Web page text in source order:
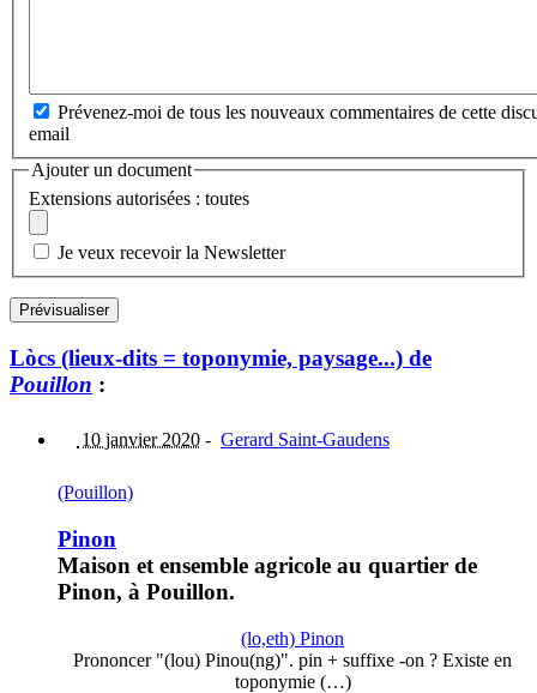
Prévenez-moi de tous les nouveaux commentaires de cette
email
Ajouter un document
Extensions autorisées : toutes
Je veux recevoir la Newsletter
Lòcs (lieux-dits = toponymie, paysage...) de
Pouillon :
10 janvier 2020 - Gerard Saint-Gaudens
(Pouillon)
Pinon
Maison et ensemble agricole au quartier de
Pinon, à Pouillon.
(lo,eth) Pinon
Prononcer "(lou) Pinou(ng)". pin + suffixe -on ? Existe en
toponymie (…)